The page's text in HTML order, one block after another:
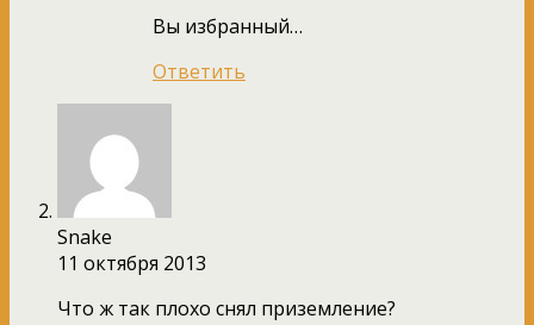
Вы избранный…
Ответить
Snake
11 октября 2013
Что ж так плохо снял приземление?